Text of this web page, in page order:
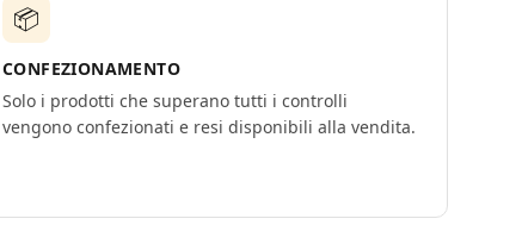
📦
CONFEZIONAMENTO
Solo i prodotti che superano tutti i controlli
vengono confezionati e resi disponibili alla vendita.